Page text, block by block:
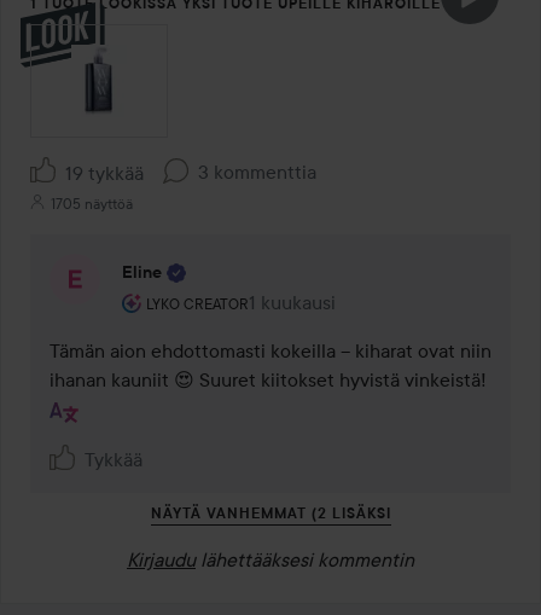
1 TUOTE LOOKISSA YKSI TUOTE UPEILLE KIHAROILLE
19 tykkää 3 kommenttia
1705 näyttöä
Eline
LYKO CREATOR
Käyttäjän rooli: Lyko Creator.
1 kuukausi
Kommentti lisättiin 1 kuukausi
Tämän aion ehdottomasti kokeilla – kiharat ovat niin
ihanan kauniit 😍 Suuret kiitokset hyvistä vinkeistä!
Tykkää
NÄYTÄ VANHEMMAT (2 LISÄKSI
Kirjaudu lähettääksesi kommentin